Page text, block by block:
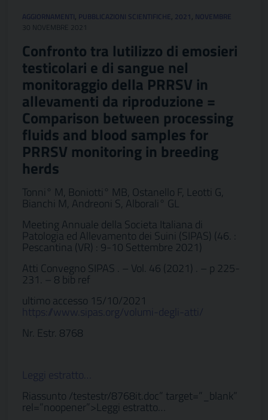
AGGIORNAMENTI, PUBBLICAZIONI SCIENTIFICHE, 2021 , NOVEMBRE
30 NOVEMBRE 2021
Confronto tra lutilizzo di emosieri
testicolari e di sangue nel
monitoraggio della PRRSV in
allevamenti da riproduzione =
Comparison between processing
fluids and blood samples for
PRRSV monitoring in breeding
herds
Tonni° M, Boniotti° MB, Ostanello F, Leotti G,
Bianchi M, Andreoni S, Alborali° GL
Meeting Annuale della Societa Italiana di
Patologia ed Allevamento dei Suini (SIPAS) (46. :
Pescantina (VR) : 9-10 Settembre 2021)
Atti Convegno SIPAS . – Vol. 46 (2021) . – p 225-
231. – 8 bib ref
ultimo accesso 15/10/2021
https://www.sipas.org/volumi-degli-atti/
Nr. Estr. 8768
Leggi estratto…
Riassunto /testestr/8768it.doc” target=”_blank”
rel=”noopener”>Leggi estratto…